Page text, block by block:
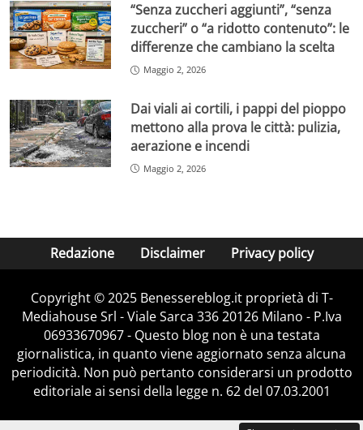
“Senza zuccheri aggiunti”, “senza
zuccheri” o “a ridotto contenuto”: le
differenze che cambiano la scelta
Maggio 2, 2026
Dai viali ai cortili, i pappi del pioppo
mettono alla prova le città: pulizia,
aerazione e incendi
Maggio 2, 2026
Redazione Disclaimer Privacy policy
Copyright © 2025 Benessereblog.it proprietà di T-
Mediahouse Srl - Viale Sarca 336 20126 Milano - P.Iva
06933670967 - Questo blog non è una testata
giornalistica, in quanto viene aggiornato senza alcuna
periodicità. Non può pertanto considerarsi un prodotto
editoriale ai sensi della legge n. 62 del 07.03.2001